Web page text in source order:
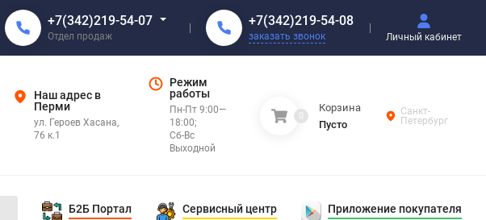
+7(342)219-54-07
Отдел продаж
+7(342)219-54-08
заказать звонок Личный кабинет
Наш адрес в
Перми
ул. Героев Хасана,
76 к.1
Режим
работы
Пн-Пт 9:00—
18:00;
Сб-Вс
Выходной
0
Корзина
Пусто
Санкт-
Петербург
Б2Б Портал Сервисный центр Приложение покупателя